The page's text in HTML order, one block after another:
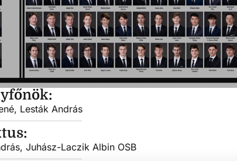
Lesták András
Juhász-Laczik Albin OSB